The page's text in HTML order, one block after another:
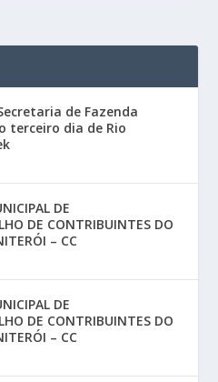
de Fazenda
terceiro dia de Rio
DE
DE CONTRIBUINTES DO
– CC
DE
DE CONTRIBUINTES DO
– CC